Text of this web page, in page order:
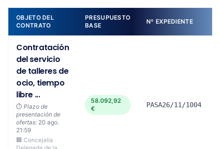
OBJETO DEL
CONTRATO
PRESUPUESTO
BASE
Nº EXPEDIENTE
Contratación
del servicio
de talleres de
ocio, tiempo
libre ...
⏱️ Plazo de
presentación de
ofertas: 20 ago.
21:59
🏢 Concejalía
58.092,92
€
PASA26/11/1004